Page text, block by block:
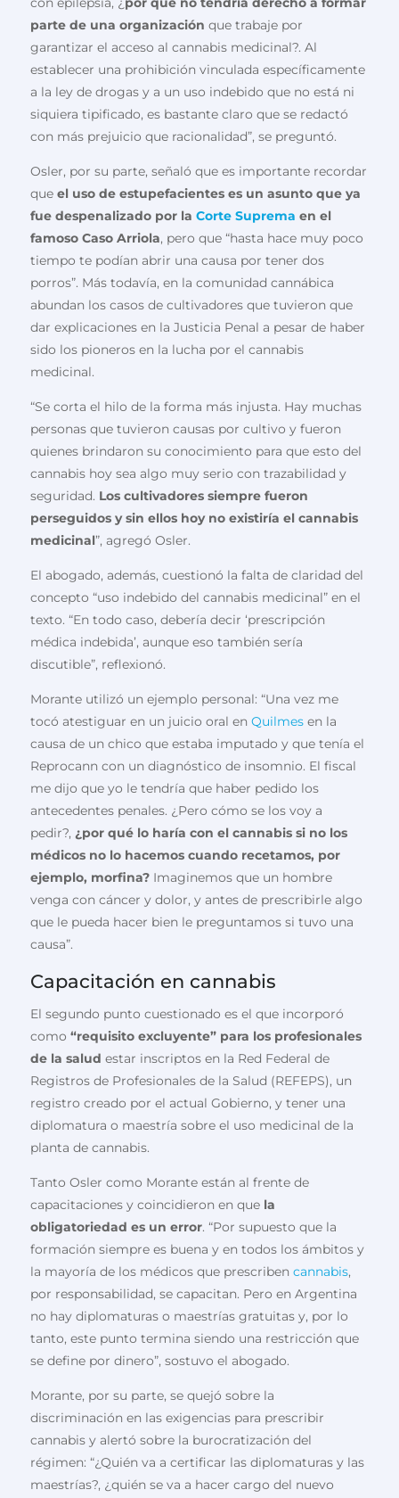
parte de una organizaciónque trabaje por
garantizar el acceso al cannabis medicinal?. Al
establecer una prohibición vinculada específicamente
a la ley de drogas y a un uso indebido que no está ni
siquiera tipificado, es bastante claro que se redactó
con más prejuicio que racionalidad”, se preguntó.
Osler, por su parte, señaló que es importante recordar
queel uso de estupefacientes es un asunto que ya
fue despenalizado por laCorte Suprema en el
famoso Caso Arriola, pero que “hasta hace muy poco
tiempo te podían abrir una causa por tener dos
porros”. Más todavía, en la comunidad cannábica
abundan los casos de cultivadores que tuvieron que
dar explicaciones en la Justicia Penal a pesar de haber
sido los pioneros en la lucha por el cannabis
medicinal.
“Se corta el hilo de la forma más injusta. Hay muchas
personas que tuvieron causas por cultivo y fueron
quienes brindaron su conocimiento para que esto del
cannabis hoy sea algo muy serio con trazabilidad y
seguridad. Los cultivadores siempre fueron
perseguidos y sin ellos hoy no existiría el cannabis
medicinal”, agregó Osler.
El abogado, además, cuestionó la falta de claridad del
concepto “uso indebido del cannabis medicinal” en el
texto. “En todo caso, debería decir ‘prescripción
médica indebida’, aunque eso también sería
discutible”, reflexionó.
Morante utilizó un ejemplo personal: “Una vez me
tocó atestiguar en un juicio oral enQuilmes en la
causa de un chico que estaba imputado y que tenía el
Reprocann con un diagnóstico de insomnio. El fiscal
me dijo que yo le tendría que haber pedido los
antecedentes penales. ¿Pero cómo se los voy a
pedir?,¿por qué lo haría con el cannabis si no los
médicos no lo hacemos cuando recetamos, por
ejemplo, morfina? Imaginemos que un hombre
venga con cáncer y dolor, y antes de prescribirle algo
que le pueda hacer bien le preguntamos si tuvo una
causa”.
Capacitación en cannabis
El segundo punto cuestionado es el que incorporó
como“requisito excluyente” para los profesionales
de la saludestar inscriptos en la Red Federal de
Registros de Profesionales de la Salud (REFEPS), un
registro creado por el actual Gobierno, y tener una
diplomatura o maestría sobre el uso medicinal de la
planta de cannabis.
Tanto Osler como Morante están al frente de
capacitaciones y coincidieron en que la
obligatoriedad es un error. “Por supuesto que la
formación siempre es buena y en todos los ámbitos y
la mayoría de los médicos que prescribencannabis,
por responsabilidad, se capacitan. Pero en Argentina
no hay diplomaturas o maestrías gratuitas y, por lo
tanto, este punto termina siendo una restricción que
se define por dinero”, sostuvo el abogado.
Morante, por su parte, se quejó sobre la
discriminación en las exigencias para prescribir
cannabis y alertó sobre la burocratización del
régimen: “¿Quién va a certificar las diplomaturas y las
maestrías?, ¿quién se va a hacer cargo del nuevo